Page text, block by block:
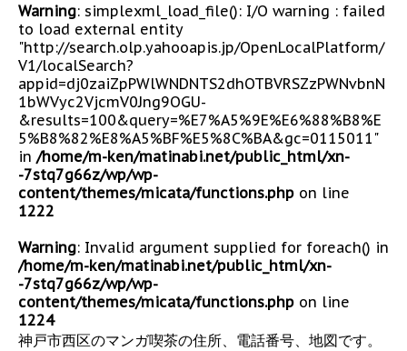
Warning: simplexml_load_file(): I/O warning : failed
to load external entity
"http://search.olp.yahooapis.jp/OpenLocalPlatform/
V1/localSearch?
appid=dj0zaiZpPWlWNDNTS2dhOTBVRSZzPWNvbnN
1bWVyc2VjcmV0Jng9OGU-
&results=100&query=%E7%A5%9E%E6%88%B8%E
5%B8%82%E8%A5%BF%E5%8C%BA&gc=0115011"
in /home/m-ken/matinabi.net/public_html/xn-
-7stq7g66z/wp/wp-
content/themes/micata/functions.php on line
1222
Warning: Invalid argument supplied for foreach() in
/home/m-ken/matinabi.net/public_html/xn-
-7stq7g66z/wp/wp-
content/themes/micata/functions.php on line
1224
神戸市西区のマンガ喫茶の住所、電話番号、地図です。